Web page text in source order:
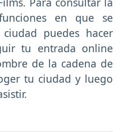
en que se
puedes hacer
tu entrada online
de la cadena de
tu ciudad y luego